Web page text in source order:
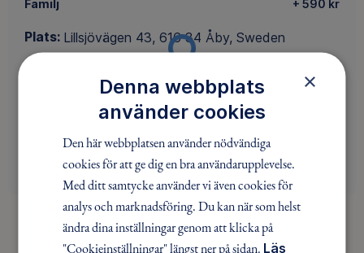
Familj
+ 590 kr
Plats: Lillsjövägen 43, 616 34 Åby, Sweden
Visa plats på Google Maps
Samlingsplats:Lillsjöstugans parkering
Latitud
58.65946428235824
Longitud
16.147883617836357
×
Denna webbplats
använder cookies
Den här webbplatsen använder nödvändiga
cookies för att ge dig en bra användarupplevelse.
Med ditt samtycke använder vi även cookies för
analys och marknadsföring. Du kan när som helst
ändra dina inställningar genom att klicka på
"Cookieinställningar" längst ner på sidan. Läs